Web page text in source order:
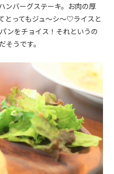
バーグステーキ。 お肉の厚
とってもジュ～シ～♡ライスと
ンをチョイス！それというの
そうです。